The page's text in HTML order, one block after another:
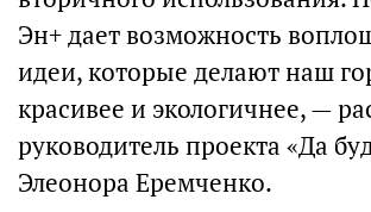
Эн+ дает возможность
идеи, которые делают наш
красивее и экологичнее, —
руководитель проекта «Да
Элеонора Еремченко.